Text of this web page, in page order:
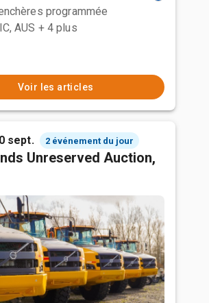
programmée
AUS + 4 plus
Voir les articles
sept. 2 événement du jour
Unreserved Auction,